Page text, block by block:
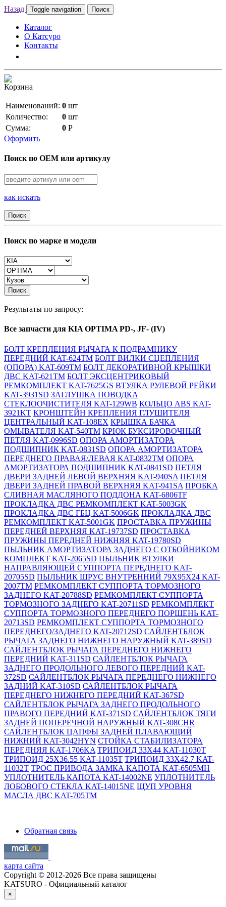
Назад Toggle navigation Поиск
Каталог
О Катсуро
Контакты
Корзина
Наименований: 0 шт
Количество:
0 шт
Сумма:
0 Р
Оформить
Поиск по OEM или артикулу
как искать
Поиск
Поиск по марке и модели
Поиск
Результаты по запросу:
Все запчасти для KIA OPTIMA PD-, JF- (IV)
БОЛТ КРЕПЛЕНИЯ РЫЧАГА К ПОДРАМНИКУ
ПЕРЕДНИЙ KAT-624TM БОЛТ ВИЛКИ СЦЕПЛЕНИЯ
(ОПОРА) KAT-609TM БОЛТ ДЕКОРАТИВНОЙ КРЫШКИ
ДВС KAT-621TM БОЛТ ЭКСЦЕНТРИКОВЫЙ
РЕМКОМПЛЕКТ KAT-7625GS ВТУЛКА РУЛЕВОЙ РЕЙКИ
KAT-3931SD ЗАГЛУШКА ПОВОДКА
СТЕКЛООЧИСТИТЕЛЯ KAT-129WB КОЛЬЦО ABS KAT-
3921KT КРОНШТЕЙН КРЕПЛЕНИЯ ГЛУШИТЕЛЯ
ЦЕНТРАЛЬНЫЙ KAT-108EX КРЫШКА БАЧКА
ОМЫВАТЕЛЯ KAT-540TM КРЮК БУКСИРОВОЧНЫЙ
ПЕТЛЯ KAT-0996SD ОПОРА АМОРТИЗАТОРА
ПОДШИПНИК KAT-0831SD ОПОРА АМОРТИЗАТОРА
ПЕРЕДНЕГО ПРАВАЯ/ЛЕВАЯ KAT-0832TM ОПОРА
АМОРТИЗАТОРА ПОДШИПНИК KAT-0841SD ПЕТЛЯ
ДВЕРИ ЗАДНЕЙ ЛЕВОЙ ВЕРХНЯЯ KAT-940SA ПЕТЛЯ
ДВЕРИ ЗАДНЕЙ ПРАВОЙ ВЕРХНЯЯ KAT-941SA ПРОБКА
СЛИВНАЯ МАСЛЯНОГО ПОДДОНА KAT-6806TF
ПРОКЛАДКА ДВС РЕМКОМПЛЕКТ KAT-5003GK
ПРОКЛАДКА ДВС ГБЦ KAT-5006GK ПРОКЛАДКА ДВС
РЕМКОМПЛЕКТ KAT-5001GK ПРОСТАВКА ПРУЖИНЫ
ПЕРЕДНЕЙ ВЕРХНЯЯ KAT-19737SD ПРОСТАВКА
ПРУЖИНЫ ПЕРЕДНЕЙ НИЖНЯЯ KAT-19780SD
ПЫЛЬНИК АМОРТИЗАТОРА ЗАДНЕГО С ОТБОЙНИКОМ
КОМПЛЕКТ KAT-2065SD ПЫЛЬНИК ВТУЛКИ
НАПРАВЛЯЮЩЕЙ СУППОРТА ПЕРЕДНЕГО KAT-
20705SD ПЫЛЬНИК ШРУС ВНУТРЕННИЙ 79X95X24 KAT-
2007TM РЕМКОМПЛЕКТ СУППОРТА ТОРМОЗНОГО
ЗАДНЕГО KAT-20788SD РЕМКОМПЛЕКТ СУППОРТА
ТОРМОЗНОГО ЗАДНЕГО KAT-20711SD РЕМКОМПЛЕКТ
СУППОРТА ТОРМОЗНОГО ПЕРЕДНЕГО ПОРШЕНЬ KAT-
20713SD РЕМКОМПЛЕКТ СУППОРТА ТОРМОЗНОГО
ПЕРЕДНЕГО/ЗАДНЕГО KAT-20712SD САЙЛЕНТБЛОК
РЫЧАГА ЗАДНЕГО НИЖНЕГО НАРУЖНЫЙ KAT-389SD
САЙЛЕНТБЛОК РЫЧАГА ПЕРЕДНЕГО НИЖНЕГО
ПЕРЕДНИЙ KAT-311SD САЙЛЕНТБЛОК РЫЧАГА
ЗАДНЕГО ПРОДОЛЬНОГО ЛЕВОГО ПЕРЕДНИЙ KAT-
372SD САЙЛЕНТБЛОК РЫЧАГА ПЕРЕДНЕГО НИЖНЕГО
ЗАДНИЙ KAT-310SD САЙЛЕНТБЛОК РЫЧАГА
ПЕРЕДНЕГО НИЖНЕГО ПЕРЕДНИЙ KAT-367SD
САЙЛЕНТБЛОК РЫЧАГА ЗАДНЕГО ПРОДОЛЬНОГО
ПРАВОГО ПЕРЕДНИЙ KAT-371SD САЙЛЕНТБЛОК ТЯГИ
ЗАДНЕЙ ПОПЕРЕЧНОЙ НАРУЖНЫЙ KAT-308CHR
САЙЛЕНТБЛОК ЦАПФЫ ЗАДНЕЙ ПЛАВАЮЩИЙ
НИЖНИЙ KAT-3042HYN СТОЙКА СТАБИЛИЗАТОРА
ПЕРЕДНЯЯ KAT-1706KA ТРИПОИД 33X44 KAT-11030T
ТРИПОИД 25X36.55 KAT-11035T ТРИПОИД 33X42.7 KAT-
11032T ТРОС ПРИВОДА ЗАМКА КАПОТА KAT-6505MH
УПЛОТНИТЕЛЬ КАПОТА KAT-14002NE УПЛОТНИТЕЛЬ
ЛОБОВОГО СТЕКЛА KAT-14015NE ЩУП УРОВНЯ
МАСЛА ДВС KAT-705TM
Обратная связь
карта сайта
Copyright © 2012-2026 Все права защищены
KATSURO - Официальный каталог
×